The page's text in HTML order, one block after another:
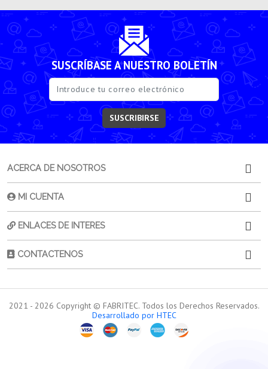
SUSCRÍBASE A NUESTRO BOLETÍN
SUSCRIBIRSE
ACERCA DE NOSOTROS
MI CUENTA
ENLACES DE INTERES
CONTACTENOS
2021 - 2026 Copyright © FABRITEC. Todos los Derechos Reservados.
Desarrollado por HTEC